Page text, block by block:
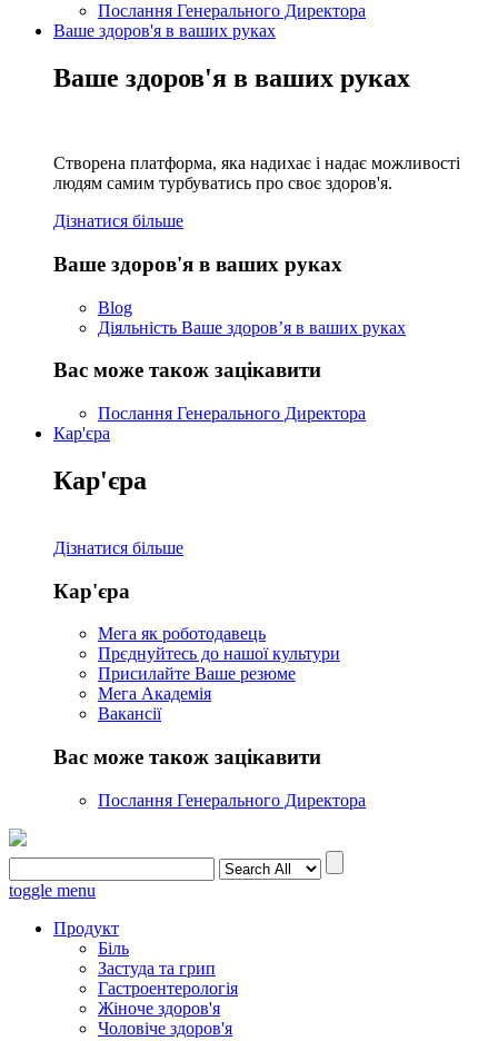
Послання Генерального Директора
Ваше здоров'я в ваших руках
Ваше здоров'я в ваших руках
Створена платформа, яка надихає і надає можливості
людям самим турбуватись про своє здоров'я.
Дізнатися більше
Ваше здоров'я в ваших руках
Blog
Діяльність Ваше здоров’я в ваших руках
Вас може також зацікавити
Послання Генерального Директора
Кар'єра
Кар'єра
Дізнатися більше
Кар'єра
Мега як роботодавець
Прєднуйтесь до нашої культури
Присилайте Ваше резюме
Мега Академія
Вакансії
Вас може також зацікавити
Послання Генерального Директора
toggle menu
Продукт
Біль
Застуда та грип
Гастроентерологія
Жіноче здоров'я
Чоловіче здоров'я